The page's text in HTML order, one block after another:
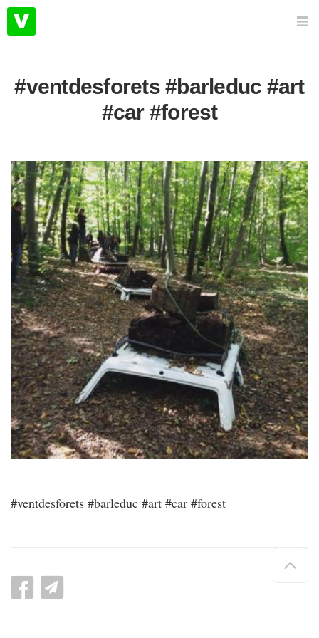
#ventdesforets #barleduc #art
#car #forest
#ventdesforets #barleduc #art #car #forest
de